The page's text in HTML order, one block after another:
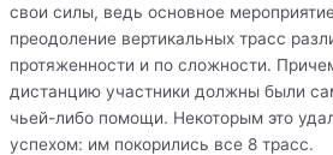
свои силы, ведь основное
преодоление вертикальных трасс
протяженности и по сложности.
дистанцию участники должны были
чьей-либо помощи. Некоторым это
успехом: им покорились все 8 трасс.